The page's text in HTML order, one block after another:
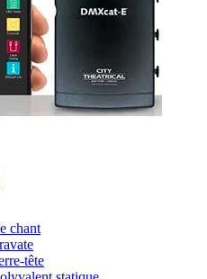
chant
tête